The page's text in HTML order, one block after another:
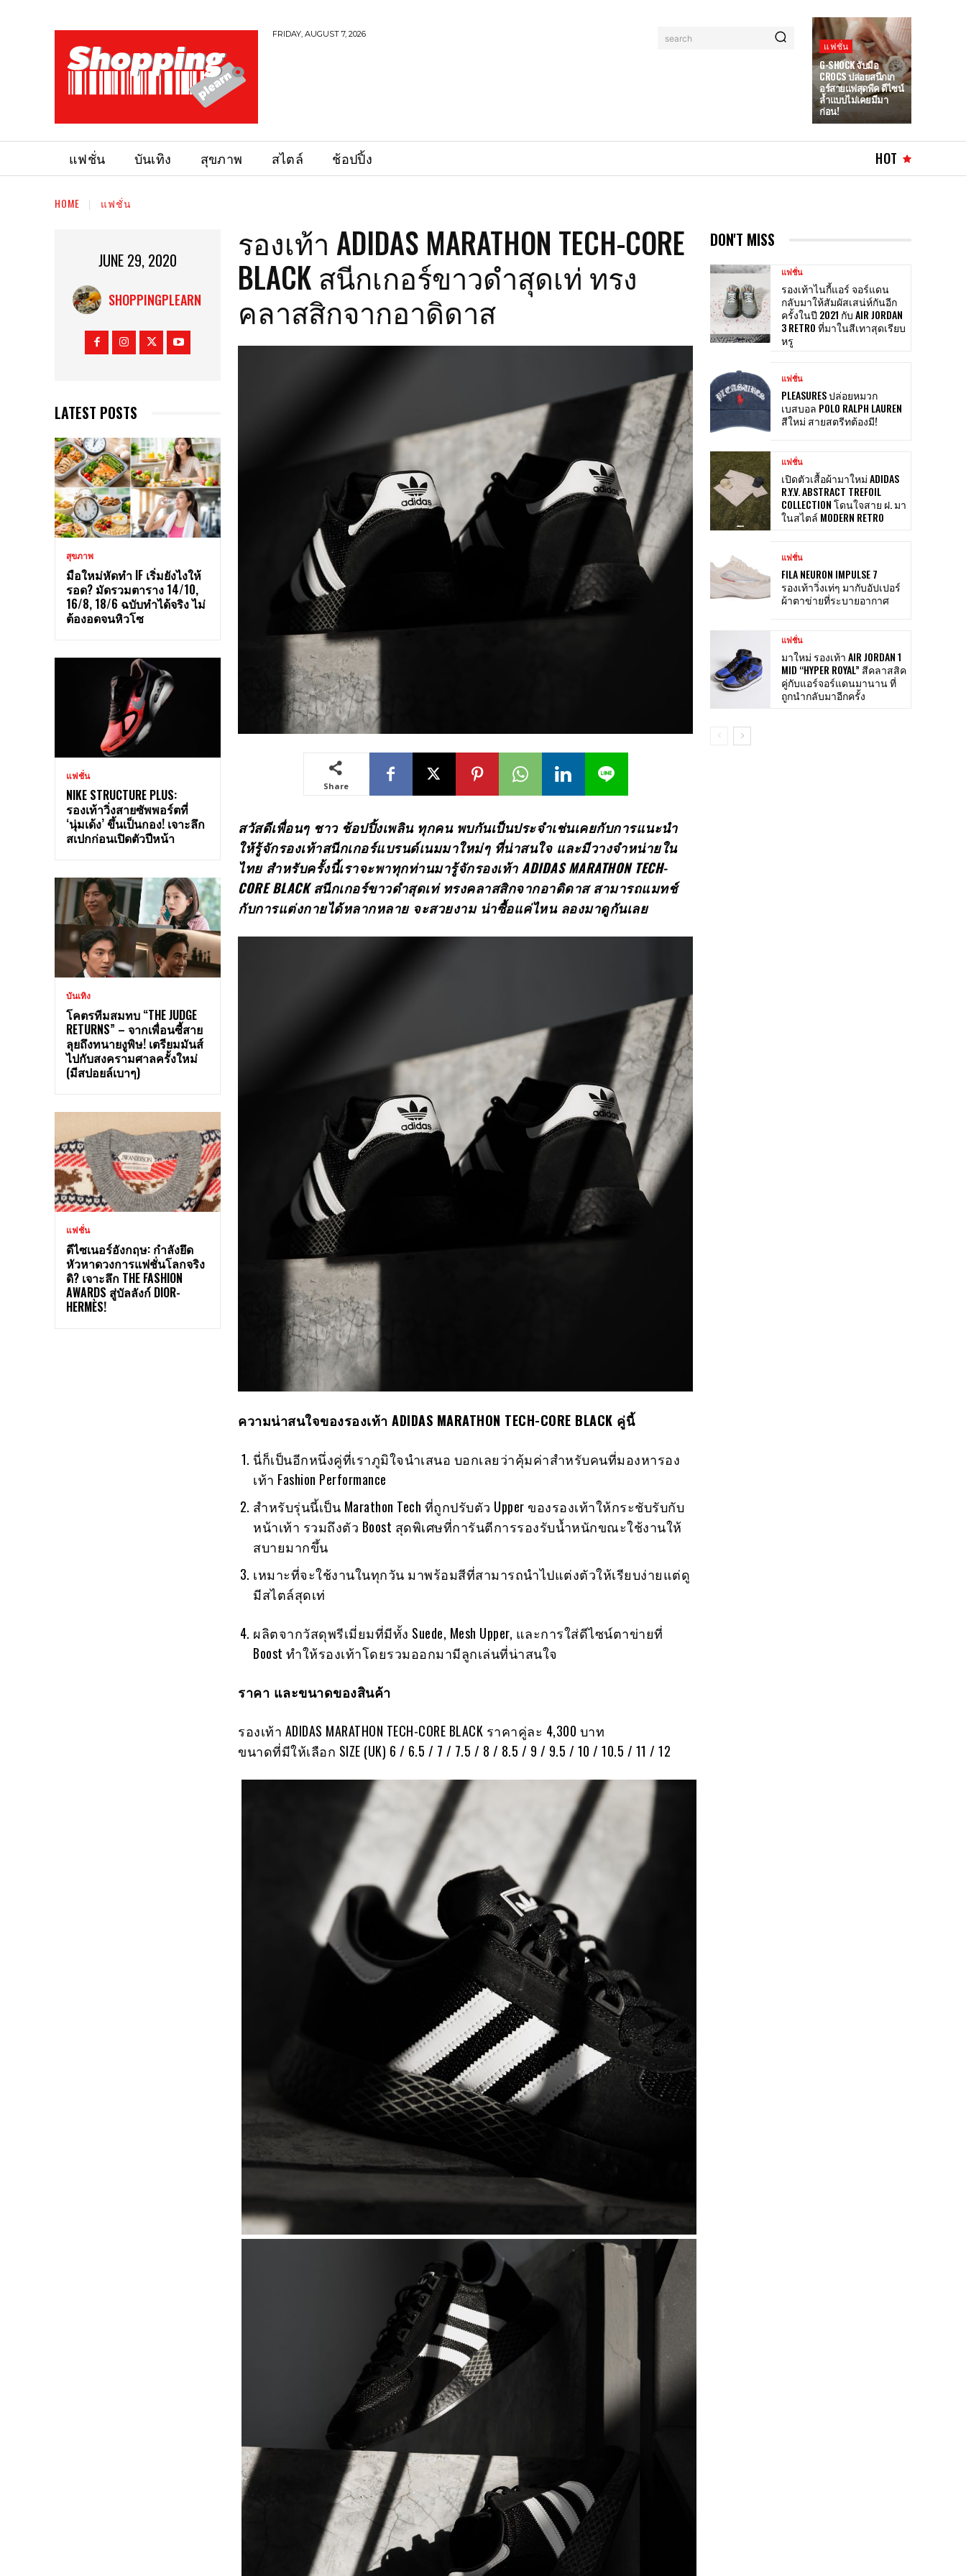
FRIDAY, AUGUST 7, 2026 search
แฟชั่น
G-SHOCK จับมือ
CROCS ปล่อยสนีกเก
อร์สายแฟสุดพีค ดีไซน์
ล้ำแบบไม่เคยมีมา
ก่อน!
แฟชั่น บันเทิง สุขภาพ สไตล์ ช้อปปิ้ง HOT
HOME แฟชั่น
JUNE 29, 2020
SHOPPINGPLEARN
LATEST POSTS
สุขภาพ
มือใหม่หัดทำ IF เริ่มยังไงให้
รอด? มัดรวมตาราง 14/10,
16/8, 18/6 ฉบับทำได้จริง ไม่
ต้องอดจนหิวโซ
แฟชั่น
NIKE STRUCTURE PLUS:
รองเท้าวิ่งสายซัพพอร์ตที่
‘นุ่มเด้ง’ ขึ้นเป็นกอง! เจาะลึก
สเปกก่อนเปิดตัวปีหน้า
บันเทิง
โคตรทีมสมทบ “THE JUDGE
RETURNS” – จากเพื่อนซี้สาย
ลุยถึงทนายงูพิษ! เตรียมมันส์
ไปกับสงครามศาลครั้งใหม่
(มีสปอยล์เบาๆ)
แฟชั่น
ดีไซเนอร์อังกฤษ: กำลังยึด
หัวหาดวงการแฟชั่นโลกจริง
ดิ? เจาะลึก THE FASHION
AWARDS สู่บัลลังก์ DIOR-
HERMÈS!
รองเท้า ADIDAS MARATHON TECH-CORE
BLACK สนีกเกอร์ขาวดำสุดเท่ ทรง
คลาสสิกจากอาดิดาส
Share
สวัสดีเพื่อนๆ ชาว ช้อปปิ้งเพลิน ทุกคน พบกันเป็นประจำเช่นเคยกับการแนะนำ
ให้รู้จักรองเท้าสนีกเกอร์แบรนด์เนมมาใหม่ๆ ที่น่าสนใจ และมีวางจำหน่ายใน
ไทย สำหรับครั้งนี้เราจะพาทุกท่านมารู้จักรองเท้า ADIDAS MARATHON TECH-
CORE BLACK สนีกเกอร์ขาวดำสุดเท่ ทรงคลาสสิกจากอาดิดาส สามารถแมทช์
กับการแต่งกายได้หลากหลาย จะสวยงาม น่าซื้อแค่ไหน ลองมาดูกันเลย
ความน่าสนใจของรองเท้า ADIDAS MARATHON TECH-CORE BLACK คู่นี้
นี่ก็เป็นอีกหนึ่งคู่ที่เราภูมิใจนำเสนอ บอกเลยว่าคุ้มค่าสำหรับคนที่มองหารอง
เท้า Fashion Performance
สำหรับรุ่นนี้เป็น Marathon Tech ที่ถูกปรับตัว Upper ของรองเท้าให้กระชับรับกับ
หน้าเท้า รวมถึงตัว Boost สุดพิเศษที่การันตีการรองรับน้ำหนักขณะใช้งานให้
สบายมากขึ้น
เหมาะที่จะใช้งานในทุกวัน มาพร้อมสีที่สามารถนำไปแต่งตัวให้เรียบง่ายแต่ดู
มีสไตล์สุดเท่
ผลิตจากวัสดุพรีเมี่ยมที่มีทั้ง Suede, Mesh Upper, และการใส่ดีไซน์ตาข่ายที่
Boost ทำให้รองเท้าโดยรวมออกมามีลูกเล่นที่น่าสนใจ
ราคา และขนาดของสินค้า
รองเท้า ADIDAS MARATHON TECH-CORE BLACK ราคาคู่ละ 4,300 บาท
ขนาดที่มีให้เลือก SIZE (UK) 6 / 6.5 / 7 / 7.5 / 8 / 8.5 / 9 / 9.5 / 10 / 10.5 / 11 / 12
DON'T MISS
แฟชั่น
รองเท้าไนกี้แอร์ จอร์แดน
กลับมาให้สัมผัสเสน่ห์กันอีก
ครั้งในปี 2021 กับ AIR JORDAN
3 RETRO ที่มาในสีเทาสุดเรียบ
หรู
แฟชั่น
PLEASURES ปล่อยหมวก
เบสบอล POLO RALPH LAUREN
สีใหม่ สายสตรีทต้องมี!
แฟชั่น
เปิดตัวเสื้อผ้ามาใหม่ ADIDAS
R.Y.V. ABSTRACT TREFOIL
COLLECTION โดนใจสาย ฝ. มา
ในสไตล์ MODERN RETRO
แฟชั่น
FILA NEURON IMPULSE 7
รองเท้าวิ่งเท่ๆ มากับอัปเปอร์
ผ้าตาข่ายที่ระบายอากาศ
แฟชั่น
มาใหม่ รองเท้า AIR JORDAN 1
MID “HYPER ROYAL” สีคลาสสิค
คู่กับแอร์จอร์แดนมานาน ที่
ถูกนำกลับมาอีกครั้ง